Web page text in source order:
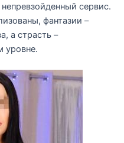
сервис.
фантазии –
а страсть –
уровне.